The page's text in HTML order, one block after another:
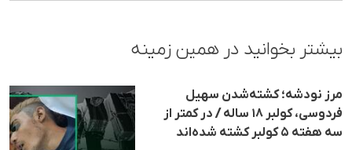
بیشتر بخوانید در همین زمینه
مرز نودشه؛ کشته‌شدن سهیل
فردوسی، کولبر ۱۸ ساله / در کمتر از
سه هفته ۵ کولبر کشته شده‌اند